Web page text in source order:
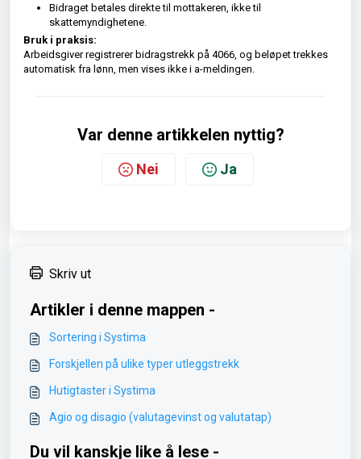
Bidraget betales direkte til mottakeren, ikke til
skattemyndighetene.
Bruk i praksis:
Arbeidsgiver registrerer bidragstrekk på 4066, og beløpet trekkes
automatisk fra lønn, men vises ikke i a-meldingen.
Var denne artikkelen nyttig?
Nei Ja
Skriv ut
Artikler i denne mappen -
Sortering i Systima
Forskjellen på ulike typer utleggstrekk
Hutigtaster i Systima
Agio og disagio (valutagevinst og valutatap)
Du vil kanskje like å lese -